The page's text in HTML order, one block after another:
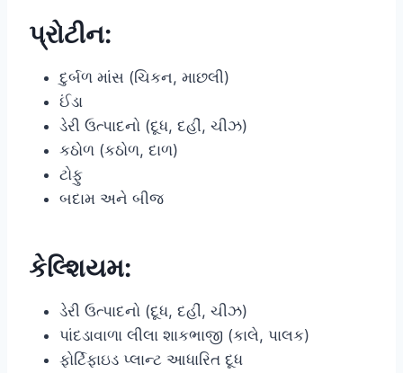
પ્રોટીન:
દુર્બળ માંસ (ચિકન, માછલી)
ઈંડા
ડેરી ઉત્પાદનો (દૂધ, દહીં, ચીઝ)
કઠોળ (કઠોળ, દાળ)
ટોફુ
બદામ અને બીજ
કેલ્શિયમ:
ડેરી ઉત્પાદનો (દૂધ, દહીં, ચીઝ)
પાંદડાવાળા લીલા શાકભાજી (કાલે, પાલક)
ફોર્ટિફાઇડ પ્લાન્ટ આધારિત દૂધ